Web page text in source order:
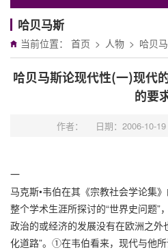
哈贝马斯
当前位置： 首页 > 人物 > 哈贝
哈贝马斯论现代性(一)现代
的要
作者： 日期：2006-10-19
一
马克斯•韦伯在其《宗教社会学论集
整个学术生涯所探讨的“世界史问题”
政治的或经济的发展没有在欧洲之外
化道路”。①在韦伯看来，现代与他